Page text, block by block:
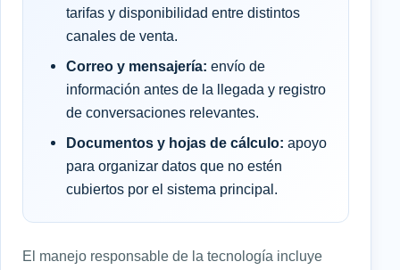
tarifas y disponibilidad entre distintos
canales de venta.
Correo y mensajería: envío de
información antes de la llegada y registro
de conversaciones relevantes.
Documentos y hojas de cálculo: apoyo
para organizar datos que no estén
cubiertos por el sistema principal.
El manejo responsable de la tecnología incluye